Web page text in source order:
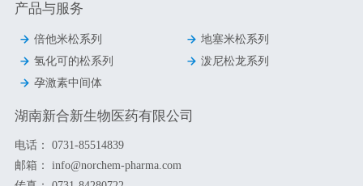
产品与服务
 倍他米松系列  地塞米松系列
 氢化可的松系列  泼尼松龙系列
 孕激素中间体
湖南新合新生物医药有限公司
电话： 0731-85514839
邮箱：
info@norchem-pharma.com